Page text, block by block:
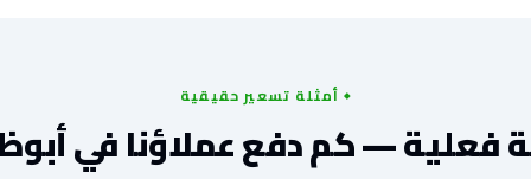
أمثلة تسعير حقيقية
فعلية — كم دفع عملاؤنا في